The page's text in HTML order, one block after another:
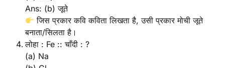
Ans: (b) जूते
जिस प्रकार कवि कविता लिखता है, उसी प्रकार मोची जूते
बनाता/सिलता है।
लोहा : Fe :: चाँदी : ?
(a) Na